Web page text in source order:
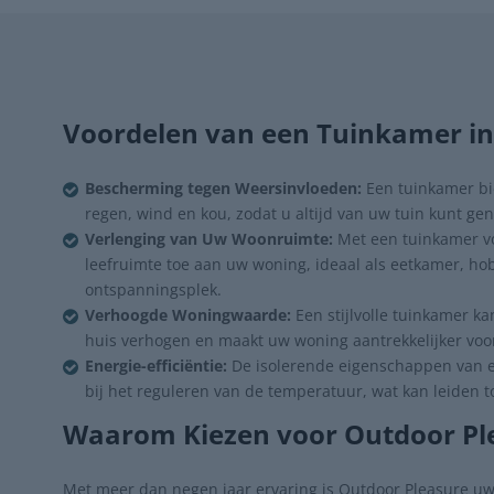
Voordelen van een Tuinkamer
Bescherming tegen Weersinvloeden: Een tuinkamer
regen, wind en kou, zodat u altijd van uw tuin kunt
Verlenging van Uw Woonruimte: Met een tuinkamer
leefruimte toe aan uw woning, ideaal als eetkamer,
ontspanningsplek.
Verhoogde Woningwaarde: Een stijlvolle tuinkamer
huis verhogen en maakt uw woning aantrekkelijker
Energie-efficiëntie: De isolerende eigenschappen van
bij het reguleren van de temperatuur, wat kan leiden
Waarom Kiezen voor Outdoor
Met meer dan negen jaar ervaring is Outdoor Pleasure